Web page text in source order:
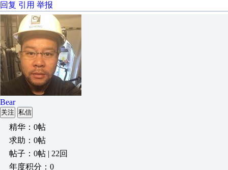
回复 引用 举报
Bear
关注 私信
精华：0帖
求助：0帖
帖子：0帖 | 22回
年度积分：0